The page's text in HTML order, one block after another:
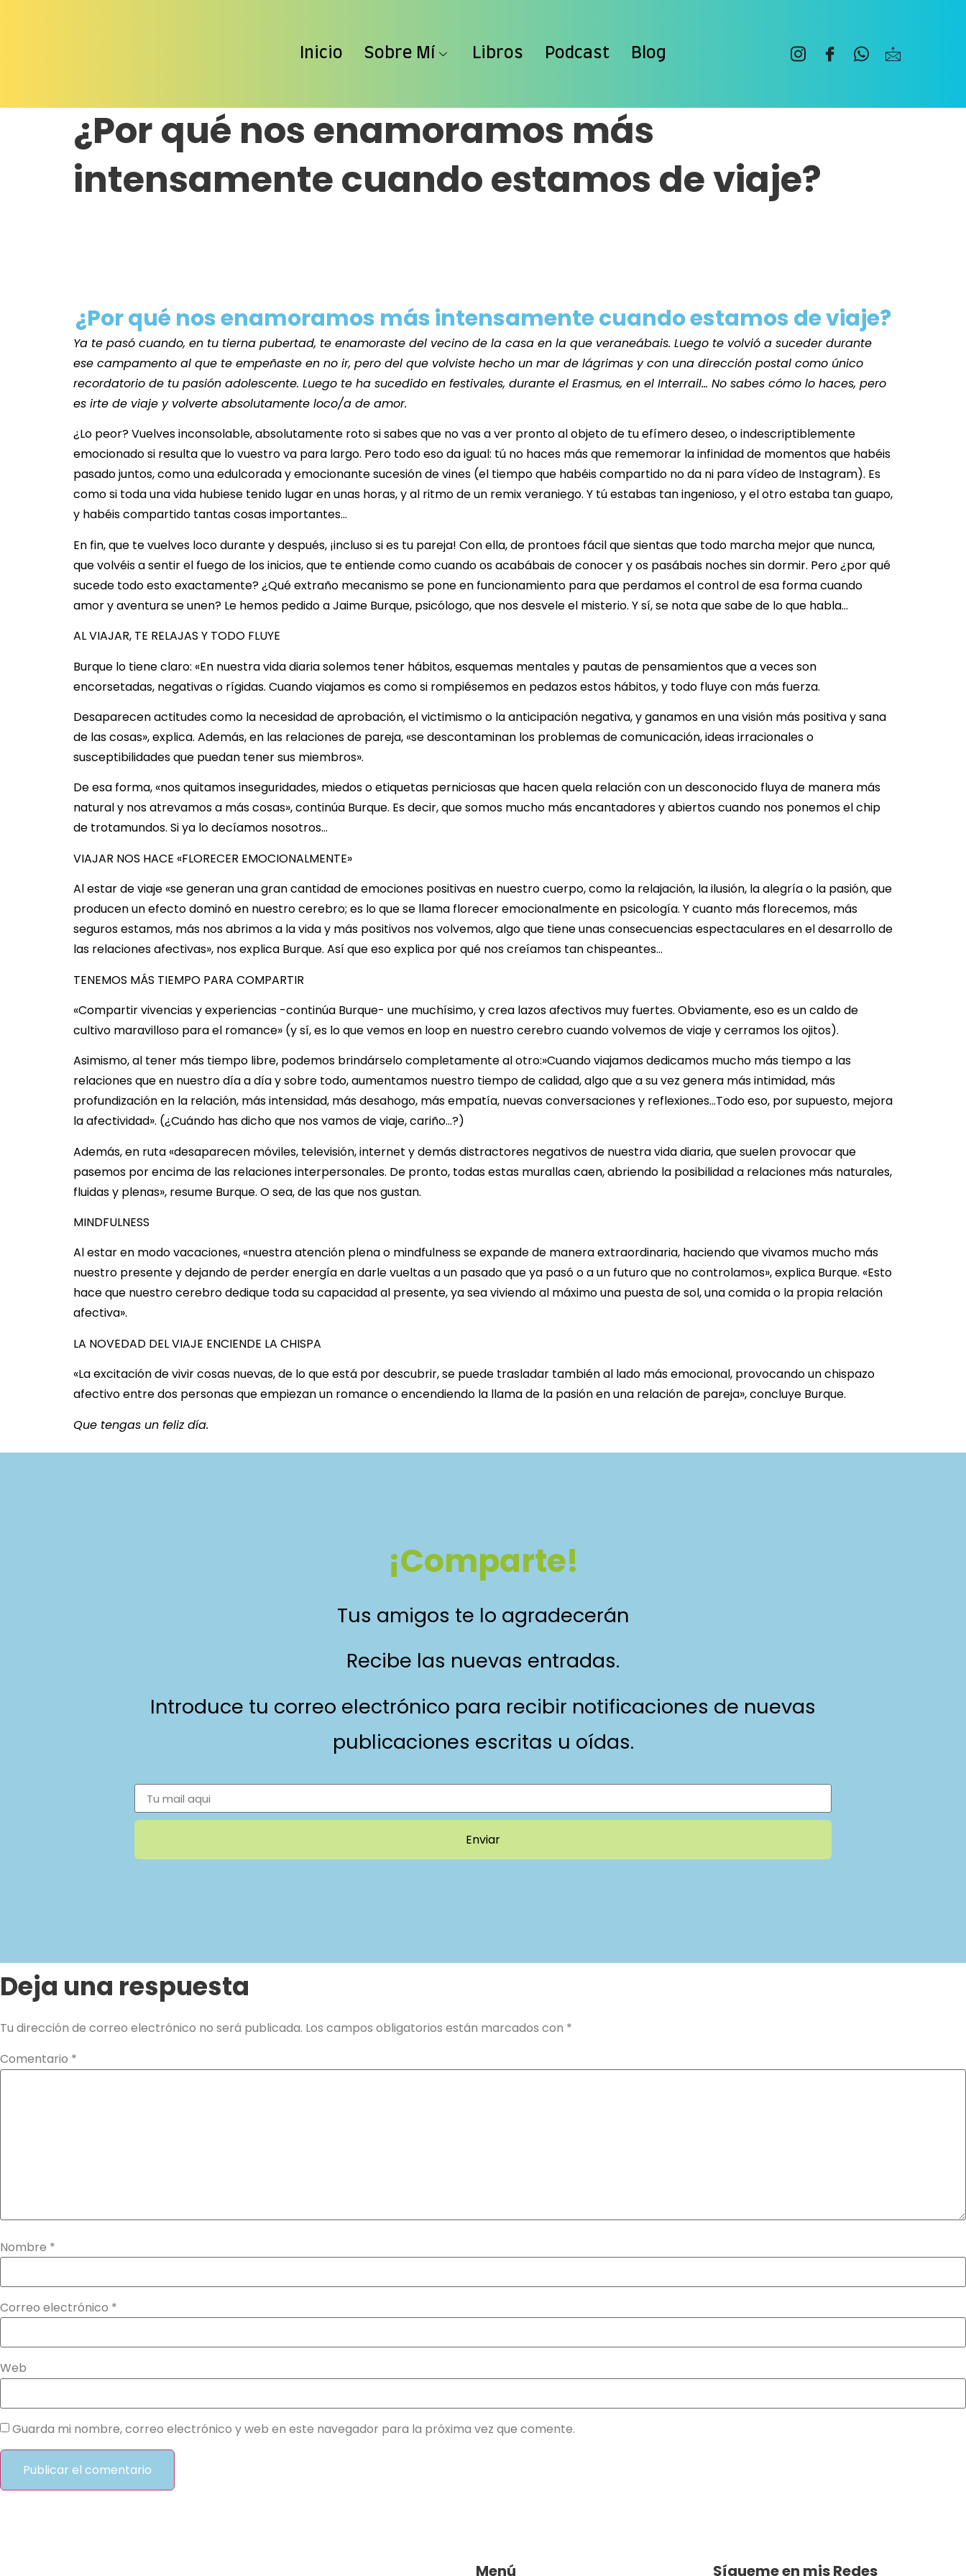
Inicio Sobre Mí Libros Podcast Blog
¿Por qué nos enamoramos más
intensamente cuando estamos de viaje?
¿Por qué nos enamoramos más intensamente cuando estamos de viaje?
Ya te pasó cuando, en tu tierna pubertad, te enamoraste del vecino de la casa en la que veraneábais. Luego te volvió a suceder durante
ese campamento al que te empeñaste en no ir, pero del que volviste hecho un mar de lágrimas y con una dirección postal como único
recordatorio de tu pasión adolescente. Luego te ha sucedido en festivales, durante el Erasmus, en el Interrail… No sabes cómo lo haces, pero
es irte de viaje y volverte absolutamente loco/a de amor.
¿Lo peor? Vuelves inconsolable, absolutamente roto si sabes que no vas a ver pronto al objeto de tu efímero deseo, o indescriptiblemente
emocionado si resulta que lo vuestro va para largo. Pero todo eso da igual: tú no haces más que rememorar la infinidad de momentos que habéis
pasado juntos, como una edulcorada y emocionante sucesión de vines (el tiempo que habéis compartido no da ni para vídeo de Instagram). Es
como si toda una vida hubiese tenido lugar en unas horas, y al ritmo de un remix veraniego. Y tú estabas tan ingenioso, y el otro estaba tan guapo,
y habéis compartido tantas cosas importantes…
En fin, que te vuelves loco durante y después, ¡incluso si es tu pareja! Con ella, de prontoes fácil que sientas que todo marcha mejor que nunca,
que volvéis a sentir el fuego de los inicios, que te entiende como cuando os acabábais de conocer y os pasábais noches sin dormir. Pero ¿por qué
sucede todo esto exactamente? ¿Qué extraño mecanismo se pone en funcionamiento para que perdamos el control de esa forma cuando
amor y aventura se unen? Le hemos pedido a Jaime Burque, psicólogo, que nos desvele el misterio. Y sí, se nota que sabe de lo que habla…
AL VIAJAR, TE RELAJAS Y TODO FLUYE
Burque lo tiene claro: «En nuestra vida diaria solemos tener hábitos, esquemas mentales y pautas de pensamientos que a veces son
encorsetadas, negativas o rígidas. Cuando viajamos es como si rompiésemos en pedazos estos hábitos, y todo fluye con más fuerza.
Desaparecen actitudes como la necesidad de aprobación, el victimismo o la anticipación negativa, y ganamos en una visión más positiva y sana
de las cosas», explica. Además, en las relaciones de pareja, «se descontaminan los problemas de comunicación, ideas irracionales o
susceptibilidades que puedan tener sus miembros».
De esa forma, «nos quitamos inseguridades, miedos o etiquetas perniciosas que hacen quela relación con un desconocido fluya de manera más
natural y nos atrevamos a más cosas», continúa Burque. Es decir, que somos mucho más encantadores y abiertos cuando nos ponemos el chip
de trotamundos. Si ya lo decíamos nosotros…
VIAJAR NOS HACE «FLORECER EMOCIONALMENTE»
Al estar de viaje «se generan una gran cantidad de emociones positivas en nuestro cuerpo, como la relajación, la ilusión, la alegría o la pasión, que
producen un efecto dominó en nuestro cerebro; es lo que se llama florecer emocionalmente en psicología. Y cuanto más florecemos, más
seguros estamos, más nos abrimos a la vida y más positivos nos volvemos, algo que tiene unas consecuencias espectaculares en el desarrollo de
las relaciones afectivas», nos explica Burque. Así que eso explica por qué nos creíamos tan chispeantes…
TENEMOS MÁS TIEMPO PARA COMPARTIR
«Compartir vivencias y experiencias -continúa Burque- une muchísimo, y crea lazos afectivos muy fuertes. Obviamente, eso es un caldo de
cultivo maravilloso para el romance» (y sí, es lo que vemos en loop en nuestro cerebro cuando volvemos de viaje y cerramos los ojitos).
Asimismo, al tener más tiempo libre, podemos brindárselo completamente al otro:»Cuando viajamos dedicamos mucho más tiempo a las
relaciones que en nuestro día a día y sobre todo, aumentamos nuestro tiempo de calidad, algo que a su vez genera más intimidad, más
profundización en la relación, más intensidad, más desahogo, más empatía, nuevas conversaciones y reflexiones…Todo eso, por supuesto, mejora
la afectividad». (¿Cuándo has dicho que nos vamos de viaje, cariño…?)
Además, en ruta «desaparecen móviles, televisión, internet y demás distractores negativos de nuestra vida diaria, que suelen provocar que
pasemos por encima de las relaciones interpersonales. De pronto, todas estas murallas caen, abriendo la posibilidad a relaciones más naturales,
fluidas y plenas», resume Burque. O sea, de las que nos gustan.
MINDFULNESS
Al estar en modo vacaciones, «nuestra atención plena o mindfulness se expande de manera extraordinaria, haciendo que vivamos mucho más
nuestro presente y dejando de perder energía en darle vueltas a un pasado que ya pasó o a un futuro que no controlamos», explica Burque. «Esto
hace que nuestro cerebro dedique toda su capacidad al presente, ya sea viviendo al máximo una puesta de sol, una comida o la propia relación
afectiva».
LA NOVEDAD DEL VIAJE ENCIENDE LA CHISPA
«La excitación de vivir cosas nuevas, de lo que está por descubrir, se puede trasladar también al lado más emocional, provocando un chispazo
afectivo entre dos personas que empiezan un romance o encendiendo la llama de la pasión en una relación de pareja», concluye Burque.
Que tengas un feliz día.
¡Comparte!
Tus amigos te lo agradecerán
Recibe las nuevas entradas.
Introduce tu correo electrónico para recibir notificaciones de nuevas
publicaciones escritas u oídas.
Enviar
Deja una respuesta
Tu dirección de correo electrónico no será publicada. Los campos obligatorios están marcados con *
Comentario *
Nombre *
Correo electrónico *
Web
Guarda mi nombre, correo electrónico y web en este navegador para la próxima vez que comente.
Menú Sígueme en mis Redes